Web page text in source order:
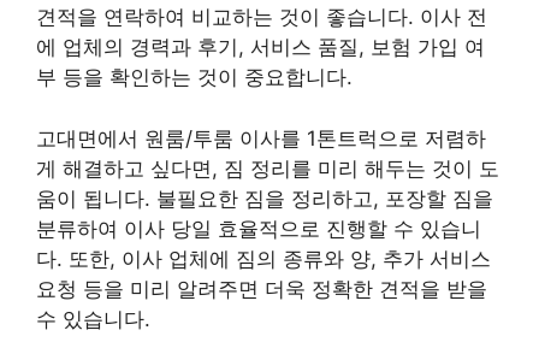
견적을 연락하여 비교하는 것이 좋습니다. 이사 전
에 업체의 경력과 후기, 서비스 품질, 보험 가입 여
부 등을 확인하는 것이 중요합니다.
고대면에서 원룸/투룸 이사를 1톤트럭으로 저렴하
게 해결하고 싶다면, 짐 정리를 미리 해두는 것이 도
움이 됩니다. 불필요한 짐을 정리하고, 포장할 짐을
분류하여 이사 당일 효율적으로 진행할 수 있습니
다. 또한, 이사 업체에 짐의 종류와 양, 추가 서비스
요청 등을 미리 알려주면 더욱 정확한 견적을 받을
수 있습니다.